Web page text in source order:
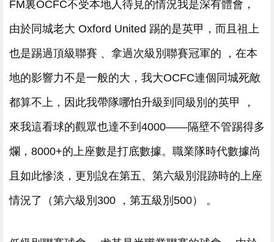
FM裏OCFC不受本地人待見的情況我是深有體會 ，
由於同城老大 Oxford United 踢的是英甲 ，而且祖上
也是踢過頂級聯賽  、拿過次級別聯賽冠軍的 ，在本
地的影響力不是一般的大，我大OCFC連個同城死敵
都算不上，因此我帶隊哪怕升級到同級別的英甲  ，
來我這看球的觀眾也達不到4000——隔壁不管踢得多
爛，8000+的上座數是打底數據。職業隊時代數據尚
且如此慘淡，更別說在第五、第六級別混跡時的上座
情況了（第六級別300  ，第五級別500） 。